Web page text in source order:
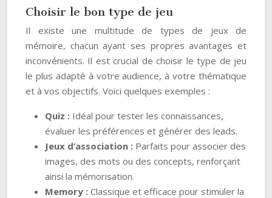
Choisir le bon type de jeu
Il existe une multitude de types de jeux de
mémoire, chacun ayant ses propres avantages et
inconvénients. Il est crucial de choisir le type de jeu
le plus adapté à votre audience, à votre thématique
et à vos objectifs. Voici quelques exemples :
Quiz : Idéal pour tester les connaissances,
évaluer les préférences et générer des leads.
Jeux d’association : Parfaits pour associer des
images, des mots ou des concepts, renforçant
ainsi la mémorisation.
Memory : Classique et efficace pour stimuler la